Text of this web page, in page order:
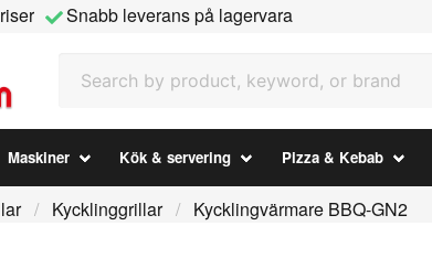
Snabb leverans på lagervara
Maskiner Kök & servering Pizza & Kebab
Kycklinggrillar Kycklingvärmare BBQ-GN2